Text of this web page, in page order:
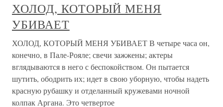
ХОЛОД, КОТОРЫЙ МЕНЯ
УБИВАЕТ
ХОЛОД, КОТОРЫЙ МЕНЯ УБИВАЕТ В четыре часа он,
конечно, в Пале-Рояле; свечи зажжены; актеры
вглядываются в него с беспокойством. Он пытается
шутить, ободрить их; идет в свою уборную, чтобы надеть
красную рубашку и отделанный кружевами ночной
колпак Аргана. Это четвертое